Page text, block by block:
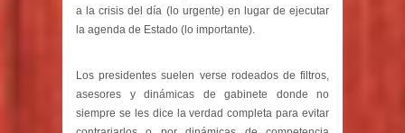
a la crisis del día (lo urgente) en lugar de ejecutar
la agenda de Estado (lo importante).
Los presidentes suelen verse rodeados de filtros,
asesores y dinámicas de gabinete donde no
siempre se les dice la verdad completa para evitar